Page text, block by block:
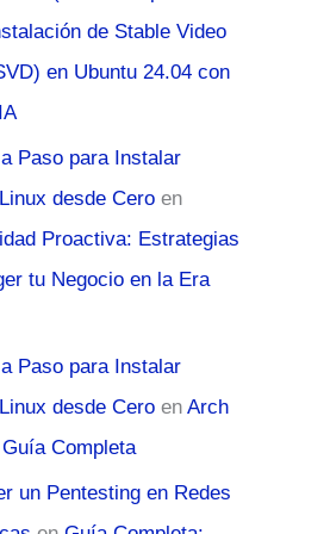
de Stable Video
en Ubuntu 24.04 con
Paso para Instalar
desde Cero en
Proactiva: Estrategias
tu Negocio en la Era
Paso para Instalar
desde Cero en Arch
Completa
un Pentesting en Redes